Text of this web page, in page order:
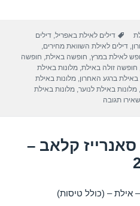
gr
a
m
eתגיות
דילים לאילת באפריל,דילים
,דילים לאילת השוואת מחירים,
לאילת במרץ, חופשה באילת, חופשה
חופשה זולה באילת,מלונות באילת
באילת ברגע האחרון,מלונות באילת
,מלונות באילת לנוער,מלונות באילת
תגובה
קלאב –
אילת – (כולל טיסות)